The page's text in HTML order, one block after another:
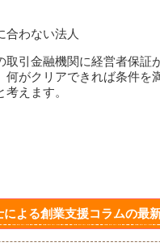
合わない法人
取引金融機関に経営者保証
何がクリアできれば条件を
えます。
による創業支援コラムの最